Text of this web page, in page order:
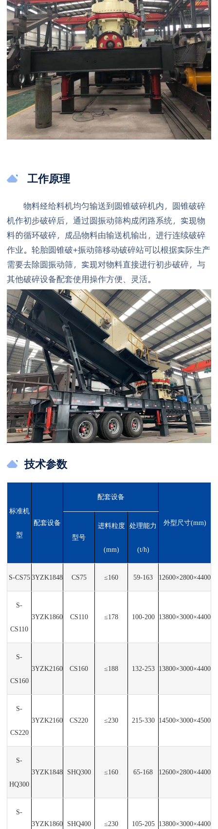
工作原理
物料经给料机均匀输送到圆锥破碎机内，圆锥破碎
机作初步破碎后，通过圆振动筛构成闭路系统，实现物
料的循环破碎，成品物料由输送机输出，进行连续破碎
作业。轮胎圆锥破+振动筛移动破碎站可以根据实际生产
需要去除圆振动筛，实现对物料直接进行初步破碎，与
其他破碎设备配套使用操作方便、灵活。
技术参数
标准机
型
配套设备
配套设备
外型尺寸(mm)
型号
进料粒度
(mm)
处理能力
(t/h)
S-CS75 3YZK1848 CS75 ≤160 59-163 12600×2800×4400
S-
CS110
3YZK1860 CS110 ≤178 100-200 13800×3000×4400
S-
CS160
3YZK2160 CS160 ≤188 132-253 13800×3000×4400
S-
CS220
3YZK2160 CS220 ≤230 215-330 14500×3000×4500
S-
HQ300
3YZK1848 SHQ300 ≤160 65-168 12600×2800×4400
S-
3YZK1860 SHQ400 ≤230 105-205 13800×3000×4400